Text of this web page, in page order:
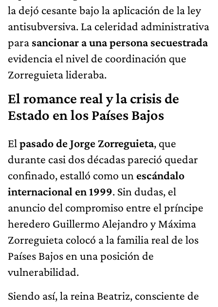
la dejó cesante bajo la aplicación de la ley
antisubversiva. La celeridad administrativa
para sancionar a una persona secuestrada
evidencia el nivel de coordinación que
Zorreguieta lideraba.
El romance real y la crisis de
Estado en los Países Bajos
El pasado de Jorge Zorreguieta, que
durante casi dos décadas pareció quedar
confinado, estalló como un escándalo
internacional en 1999. Sin dudas, el
anuncio del compromiso entre el príncipe
heredero Guillermo Alejandro y Máxima
Zorreguieta colocó a la familia real de los
Países Bajos en una posición de
vulnerabilidad.
Siendo así, la reina Beatriz, consciente de